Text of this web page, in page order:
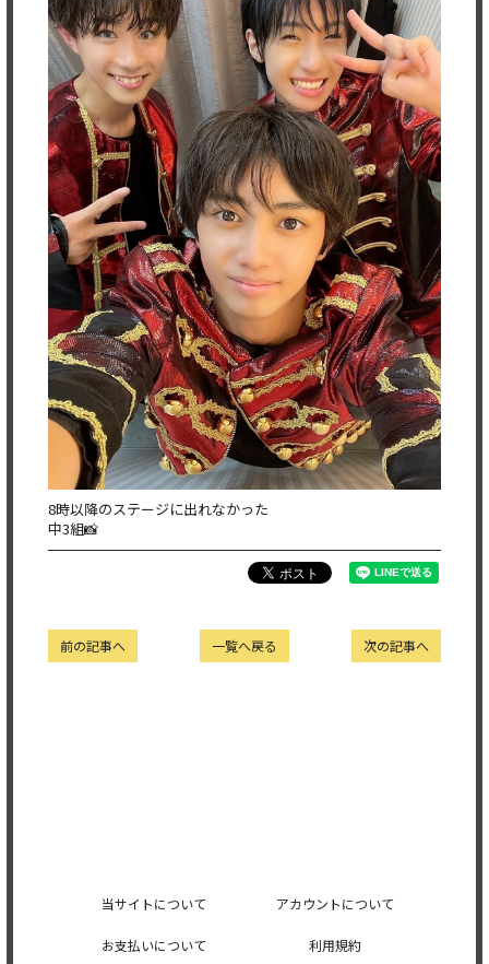
8時以降のステージに出れなかった
中3組📸
次の記事へ
一覧へ戻る
前の記事へ
当サイトについて アカウントについて
お支払いについて 利用規約